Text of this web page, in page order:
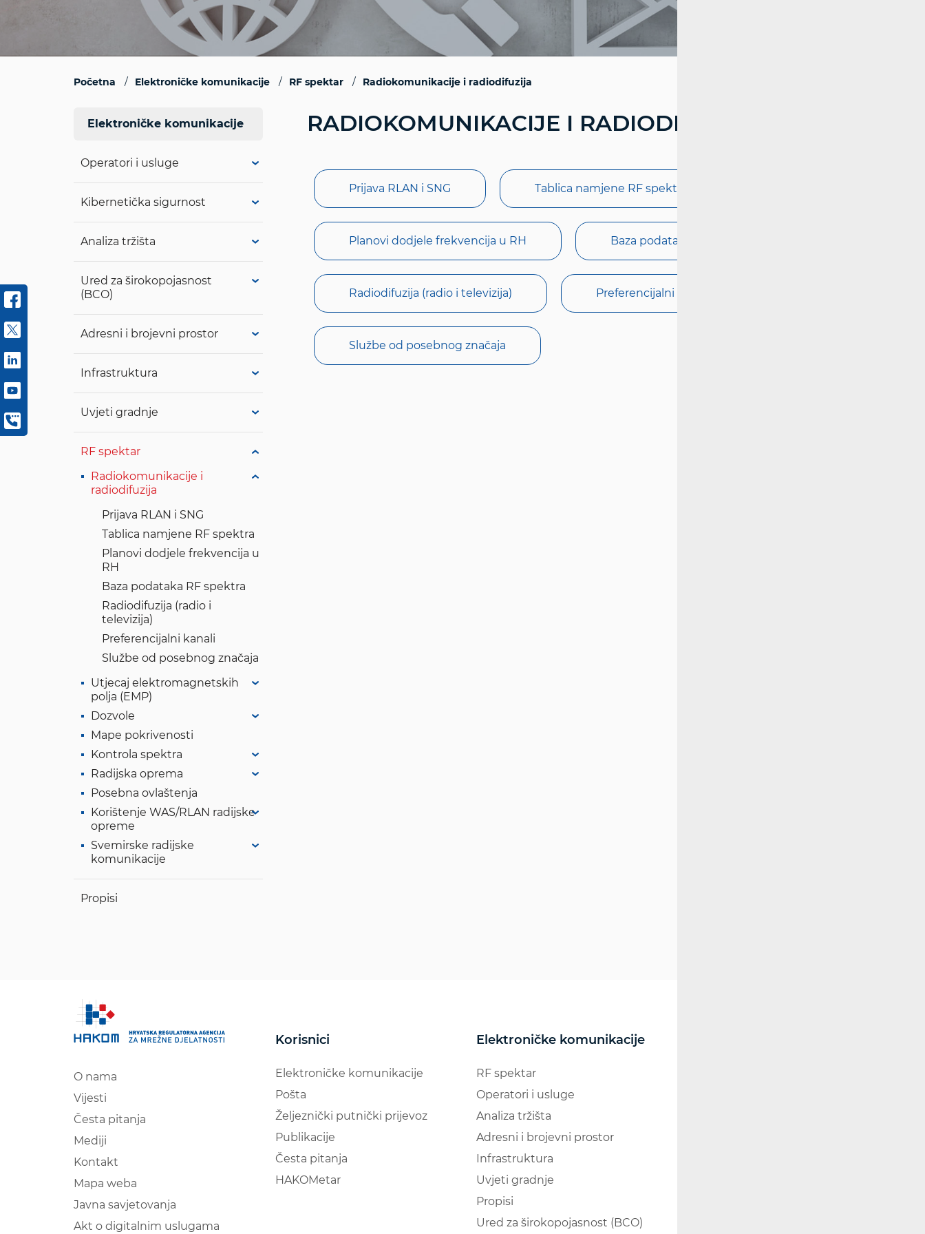
Početna Elektroničke komunikacije RF spektar Radiokomunikacije i radiodifuzija
RADIOKOMUNIKACIJE I RADIODIFUZIJA
Prijava RLAN i SNG Tablica namjene RF spektra
Planovi dodjele frekvencija u RH Baza podataka RF spektra
Radiodifuzija (radio i televizija) Preferencijalni kanali
Službe od posebnog značaja
Elektroničke komunikacije
Operatori i usluge
Kibernetička sigurnost
Analiza tržišta
Ured za širokopojasnost
(BCO)
Adresni i brojevni prostor
Infrastruktura
Uvjeti gradnje
RF spektar
Radiokomunikacije i
radiodifuzija
Prijava RLAN i SNG
Tablica namjene RF spektra
Planovi dodjele frekvencija u
RH
Baza podataka RF spektra
Radiodifuzija (radio i
televizija)
Preferencijalni kanali
Službe od posebnog značaja
Utjecaj elektromagnetskih
polja (EMP)
Dozvole
Mape pokrivenosti
Kontrola spektra
Radijska oprema
Posebna ovlaštenja
Korištenje WAS/RLAN radijske
opreme
Svemirske radijske
komunikacije
Propisi
O nama
Vijesti
Česta pitanja
Mediji
Kontakt
Mapa weba
Javna savjetovanja
Akt o digitalnim uslugama
Korisnici
Elektroničke komunikacije
Pošta
Željeznički putnički prijevoz
Publikacije
Česta pitanja
HAKOMetar
Elektroničke komunikacije
RF spektar
Operatori i usluge
Analiza tržišta
Adresni i brojevni prostor
Infrastruktura
Uvjeti gradnje
Propisi
Ured za širokopojasnost (BCO)